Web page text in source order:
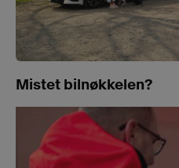
Mistet bilnøkkelen?